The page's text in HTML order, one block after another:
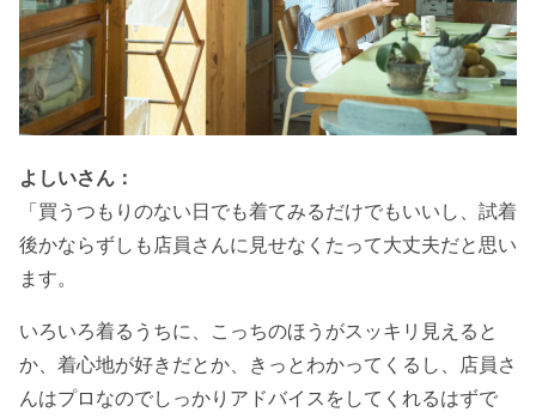
よしいさん：
「買うつもりのない日でも着てみるだけでもいいし、試着
後かならずしも店員さんに見せなくたって大丈夫だと思い
ます。
いろいろ着るうちに、こっちのほうがスッキリ見えると
か、着心地が好きだとか、きっとわかってくるし、店員さ
んはプロなのでしっかりアドバイスをしてくれるはずで